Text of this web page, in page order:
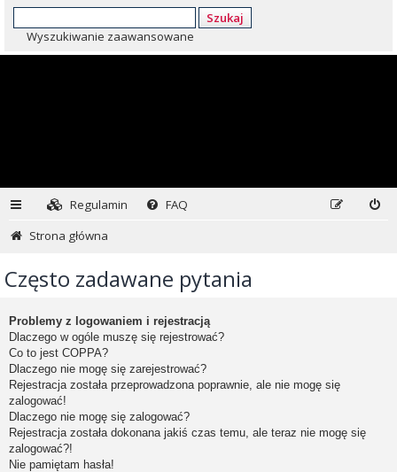
Szukaj
Wyszukiwanie zaawansowane
Regulamin
FAQ
Strona główna
Często zadawane pytania
Problemy z logowaniem i rejestracją
Dlaczego w ogóle muszę się rejestrować?
Co to jest COPPA?
Dlaczego nie mogę się zarejestrować?
Rejestracja została przeprowadzona poprawnie, ale nie mogę się
zalogować!
Dlaczego nie mogę się zalogować?
Rejestracja została dokonana jakiś czas temu, ale teraz nie mogę się
zalogować?!
Nie pamiętam hasła!